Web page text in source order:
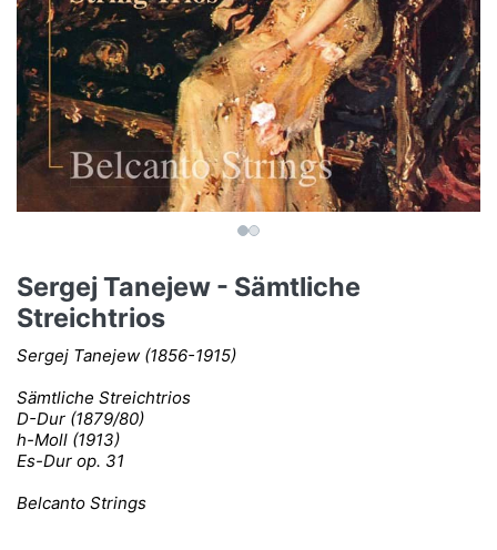
Sergej Tanejew - Sämtliche
Streichtrios
Sergej Tanejew (1856-1915)
Sämtliche Streichtrios
D-Dur (1879/80)
h-Moll (1913)
Es-Dur op. 31
Belcanto Strings